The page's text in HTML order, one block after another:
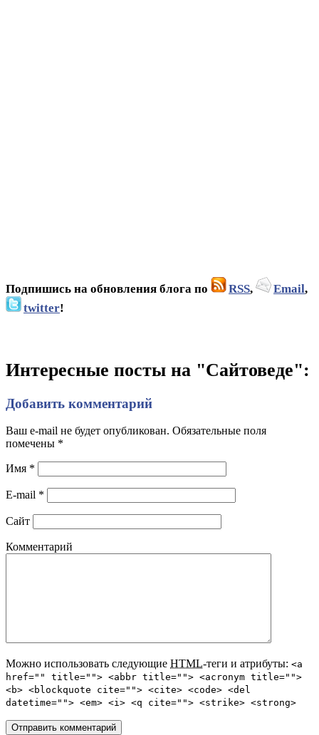
Подпишись на обновления блога по RSS, Email,
twitter!
Интересные посты на "Сайтоведе":
Добавить комментарий
Ваш e-mail не будет опубликован. Обязательные поля
помечены *
Имя *
E-mail *
Сайт
Комментарий
Можно использовать следующие HTML-теги и атрибуты: <a
href="" title=""> <abbr title=""> <acronym title="">
<b> <blockquote cite=""> <cite> <code> <del
datetime=""> <em> <i> <q cite=""> <strike> <strong>